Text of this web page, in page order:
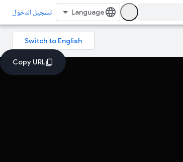
تسجيل الدخول